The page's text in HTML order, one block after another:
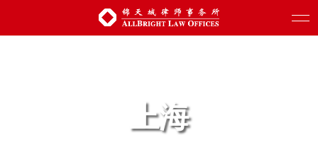
上海